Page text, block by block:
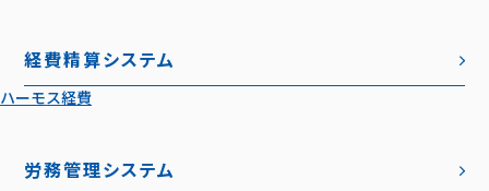
経費精算システム
ハーモス経費
労務管理システム